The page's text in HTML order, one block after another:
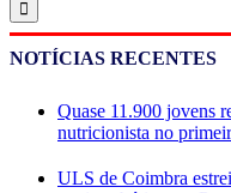
NOTÍCIAS RECENTES
Quase 11.900 jovens
nutricionista no
ULS de Coimbra